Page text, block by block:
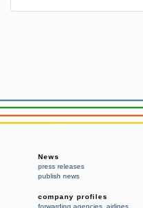
News
press releases
publish news
company profiles
forwarding agencies airlines